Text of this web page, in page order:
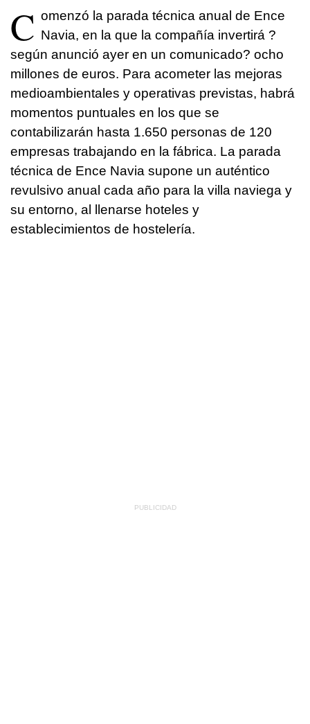
C omenzó la parada técnica anual de Ence
Navia, en la que la compañía invertirá ?
según anunció ayer en un comunicado? ocho
millones de euros. Para acometer las mejoras
medioambientales y operativas previstas, habrá
momentos puntuales en los que se
contabilizarán hasta 1.650 personas de 120
empresas trabajando en la fábrica. La parada
técnica de Ence Navia supone un auténtico
revulsivo anual cada año para la villa naviega y
su entorno, al llenarse hoteles y
establecimientos de hostelería.